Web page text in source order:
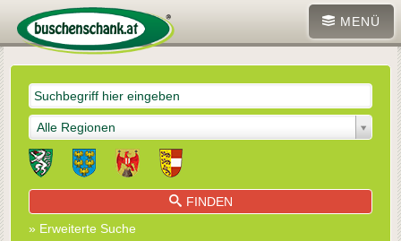
MENÜ
Alle Regionen
FINDEN
» Erweiterte Suche